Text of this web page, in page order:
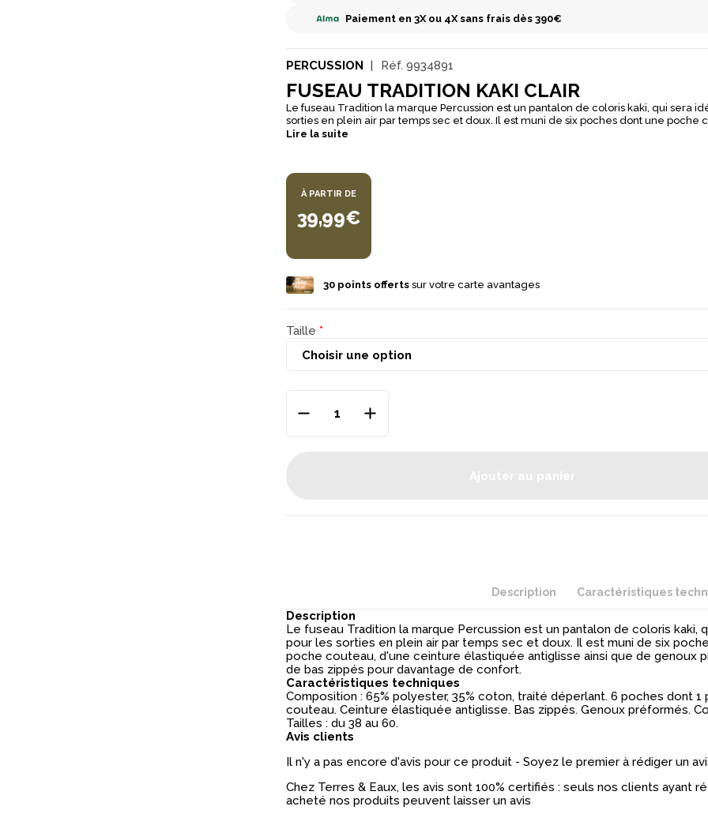
Paiement en 3X ou 4X sans frais dès 390€
PERCUSSION Réf. 9934891
FUSEAU TRADITION KAKI CLAIR
Le fuseau Tradition la marque Percussion est un pantalon de coloris kaki, qui sera
sorties en plein air par temps sec et doux. Il est muni de six poches dont une poche couteau,
d'une ceinture élastiquée antiglisse ainsi que de genoux préformés et de bas zippés
Lire la suite
À PARTIR DE
39,99€
30 points offerts sur votre carte avantages
Taille
Description Caractéristiques
Description
Le fuseau Tradition la marque Percussion est un pantalon de coloris kaki,
pour les sorties en plein air par temps sec et doux. Il est muni de six
poche couteau, d'une ceinture élastiquée antiglisse ainsi que de genoux
de bas zippés pour davantage de confort.
Caractéristiques techniques
Composition : 65% polyester, 35% coton, traité déperlant. 6 poches dont 1
couteau. Ceinture élastiquée antiglisse. Bas zippés. Genoux préformés.
Tailles : du 38 au 60.
Avis clients
Il n'y a pas encore d'avis pour ce produit - Soyez le premier à rédiger un
Chez Terres & Eaux, les avis sont 100% certifiés : seuls nos clients ayant
acheté nos produits peuvent laisser un avis